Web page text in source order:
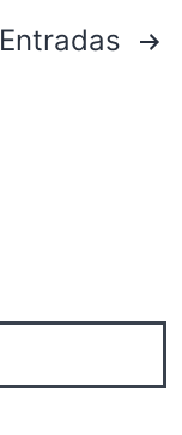
Entradas